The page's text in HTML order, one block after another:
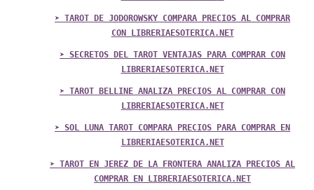
➤ TAROT DE JODOROWSKY COMPARA PRECIOS AL COMPRAR
CON LIBRERIAESOTERICA.NET
➤ SECRETOS DEL TAROT VENTAJAS PARA COMPRAR CON
LIBRERIAESOTERICA.NET
➤ TAROT BELLINE ANALIZA PRECIOS AL COMPRAR CON
LIBRERIAESOTERICA.NET
➤ SOL LUNA TAROT COMPARA PRECIOS PARA COMPRAR EN
LIBRERIAESOTERICA.NET
➤ TAROT EN JEREZ DE LA FRONTERA ANALIZA PRECIOS AL
COMPRAR EN LIBRERIAESOTERICA.NET